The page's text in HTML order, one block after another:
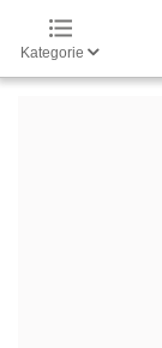
Kategorie